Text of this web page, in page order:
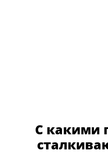
С какими